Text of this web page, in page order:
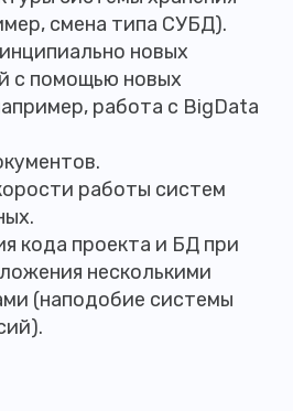
смена типа СУБД).
новых
с помощью новых
работа с BigData
работы систем
кода проекта и БД при
несколькими
(наподобие системы